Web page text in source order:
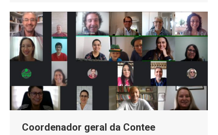
Coordenador geral da Contee